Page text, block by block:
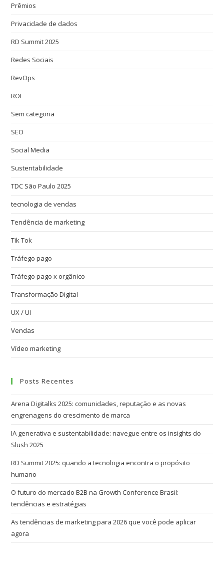
Prêmios
Privacidade de dados
RD Summit 2025
Redes Sociais
RevOps
ROI
Sem categoria
SEO
Social Media
Sustentabilidade
TDC São Paulo 2025
tecnologia de vendas
Tendência de marketing
Tik Tok
Tráfego pago
Tráfego pago x orgânico
Transformação Digital
UX / UI
Vendas
Vídeo marketing
Posts Recentes
Arena Digitalks 2025: comunidades, reputação e as novas
engrenagens do crescimento de marca
IA generativa e sustentabilidade: navegue entre os insights do
Slush 2025
RD Summit 2025: quando a tecnologia encontra o propósito
humano
O futuro do mercado B2B na Growth Conference Brasil:
tendências e estratégias
As tendências de marketing para 2026 que você pode aplicar
agora